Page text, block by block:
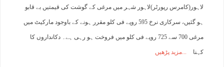
لاہور(کامرس رپورٹر)لاہور شہر میں مرغی کے گوشت کی قیمتیں بے قابو
ہو گئیں، سرکاری نرخ 595 روپے فی کلو مقرر ہونے کے باوجود مارکیٹ میں
مرغی 700 سے 725 روپے فی کلو میں فروخت ہو رہی ہے۔ دکانداروں کا
کہنا مزید پڑھیں